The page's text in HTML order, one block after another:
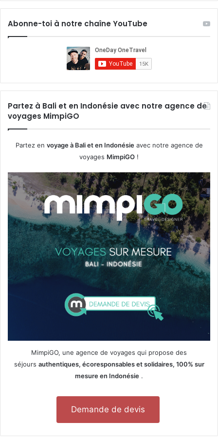
Abonne-toi à notre chaîne YouTube
Partez à Bali et en Indonésie avec notre agence de
voyages MimpiGO
Partez en voyage à Bali et en Indonésieavec notre agence de
voyages MimpiGO !
MimpiGO, une agence de voyages qui propose des
séjours authentiques, écoresponsables et solidaires, 100% sur
mesure en Indonésie .
Demande de devis